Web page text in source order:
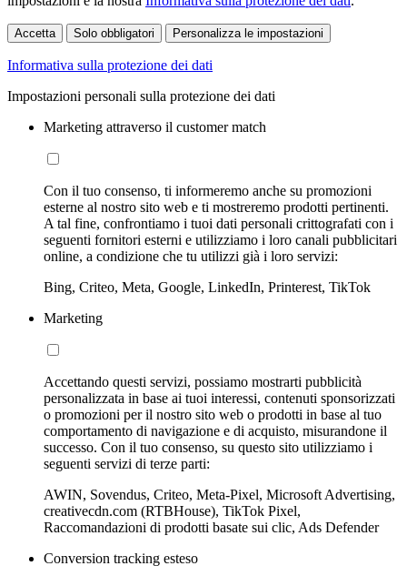
Accetta Solo obbligatori Personalizza le impostazioni
Informativa sulla protezione dei dati
Impostazioni personali sulla protezione dei dati
Marketing attraverso il customer match
Con il tuo consenso, ti informeremo anche su promozioni
esterne al nostro sito web e ti mostreremo prodotti pertinenti.
A tal fine, confrontiamo i tuoi dati personali crittografati con i
seguenti fornitori esterni e utilizziamo i loro canali pubblicitari
online, a condizione che tu utilizzi già i loro servizi:
Bing, Criteo, Meta, Google, LinkedIn, Printerest, TikTok
Marketing
Accettando questi servizi, possiamo mostrarti pubblicità
personalizzata in base ai tuoi interessi, contenuti sponsorizzati
o promozioni per il nostro sito web o prodotti in base al tuo
comportamento di navigazione e di acquisto, misurandone il
successo. Con il tuo consenso, su questo sito utilizziamo i
seguenti servizi di terze parti:
AWIN, Sovendus, Criteo, Meta-Pixel, Microsoft Advertising,
creativecdn.com (RTBHouse), TikTok Pixel,
Raccomandazioni di prodotti basate sui clic, Ads Defender
Conversion tracking esteso